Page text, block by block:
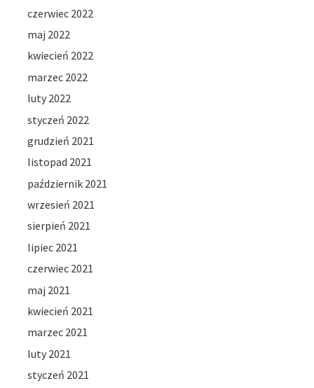
czerwiec 2022
maj 2022
kwiecień 2022
marzec 2022
luty 2022
styczeń 2022
grudzień 2021
listopad 2021
październik 2021
wrzesień 2021
sierpień 2021
lipiec 2021
czerwiec 2021
maj 2021
kwiecień 2021
marzec 2021
luty 2021
styczeń 2021